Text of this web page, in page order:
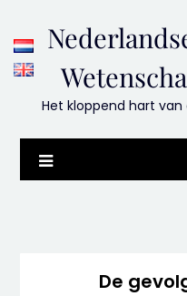
to
content
Het kloppend hart
De